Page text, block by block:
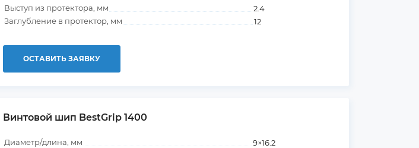
Выступ из протектора, мм
2.4
Заглубление в протектор, мм
12
ОСТАВИТЬ ЗАЯВКУ
Винтовой шип BestGrip 1400
Диаметр/длина, мм
9×16.2